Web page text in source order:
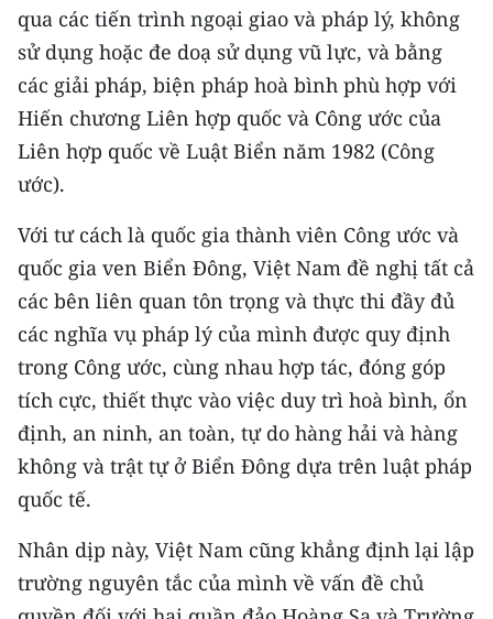
RADIO
MEDIA CENTER
E-Magazine
Media Chính trị
Media Kinh tế
Media Văn hóa
Media Xã hội
Media Pháp luật
Media Du lịch
Media Thế giới
Media Thể thao
qua các tiến trình ngoại giao và pháp lý, không
sử dụng hoặc đe doạ sử dụng vũ lực, và bằng
các giải pháp, biện pháp hoà bình phù hợp với
Hiến chương Liên hợp quốc và Công ước của
Liên hợp quốc về Luật Biển năm 1982 (Công
ước).
Với tư cách là quốc gia thành viên Công ước và
quốc gia ven Biển Đông, Việt Nam đề nghị tất cả
các bên liên quan tôn trọng và thực thi đầy đủ
các nghĩa vụ pháp lý của mình được quy định
trong Công ước, cùng nhau hợp tác, đóng góp
tích cực, thiết thực vào việc duy trì hoà bình, ổn
định, an ninh, an toàn, tự do hàng hải và hàng
không và trật tự ở Biển Đông dựa trên luật pháp
quốc tế.
Nhân dịp này, Việt Nam cũng khẳng định lại lập
trường nguyên tắc của mình về vấn đề chủ